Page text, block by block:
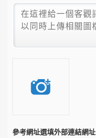
參考網址選填外部連結網址